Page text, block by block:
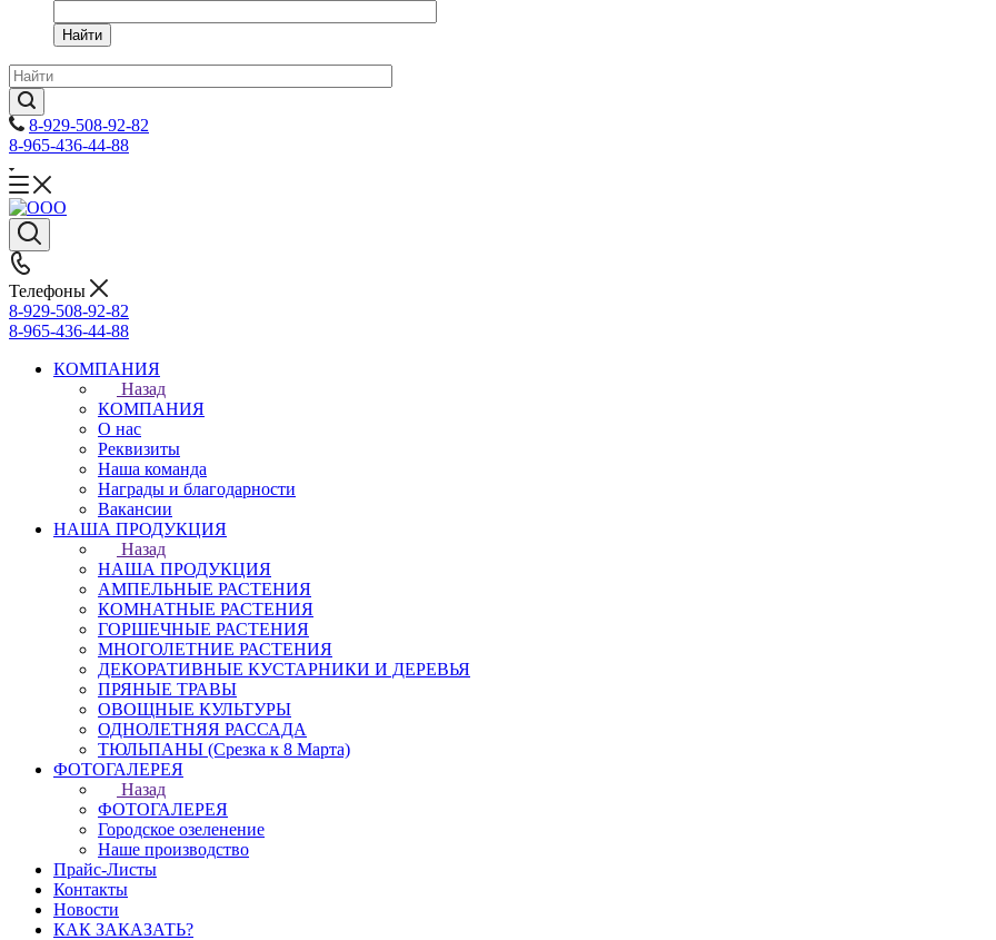
Найти
8-929-508-92-82
8-965-436-44-88
Телефоны
8-929-508-92-82
8-965-436-44-88
КОМПАНИЯ
Назад
КОМПАНИЯ
О нас
Реквизиты
Наша команда
Награды и благодарности
Вакансии
НАША ПРОДУКЦИЯ
Назад
НАША ПРОДУКЦИЯ
АМПЕЛЬНЫЕ РАСТЕНИЯ
КОМНАТНЫЕ РАСТЕНИЯ
ГОРШЕЧНЫЕ РАСТЕНИЯ
МНОГОЛЕТНИЕ РАСТЕНИЯ
ДЕКОРАТИВНЫЕ КУСТАРНИКИ И ДЕРЕВЬЯ
ПРЯНЫЕ ТРАВЫ
ОВОЩНЫЕ КУЛЬТУРЫ
ОДНОЛЕТНЯЯ РАССАДА
ТЮЛЬПАНЫ (Срезка к 8 Марта)
ФОТОГАЛЕРЕЯ
Назад
ФОТОГАЛЕРЕЯ
Городское озеленение
Наше производство
Прайс-Листы
Контакты
Новости
КАК ЗАКАЗАТЬ?